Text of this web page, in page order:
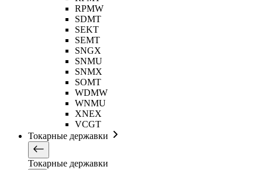
RPMW
SDMT
SEKT
SEMT
SNGX
SNMU
SNMX
SOMT
WDMW
WNMU
XNEX
VCGT
Токарные державки
Токарные державки